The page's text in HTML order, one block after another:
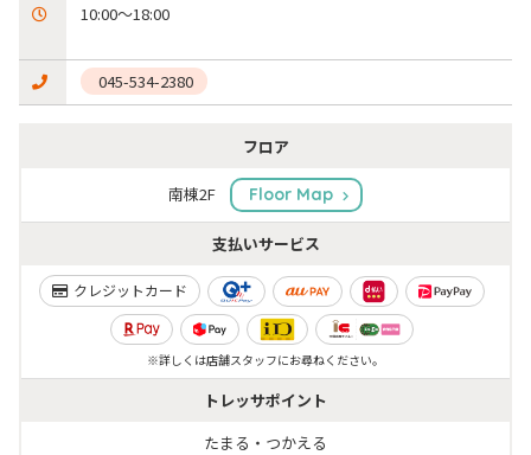
10:00～18:00
045-534-2380
フロア
南棟2F Floor Map
支払いサービス
クレジットカード
※詳しくは店舗スタッフにお尋ねください。
トレッサポイント
たまる・つかえる